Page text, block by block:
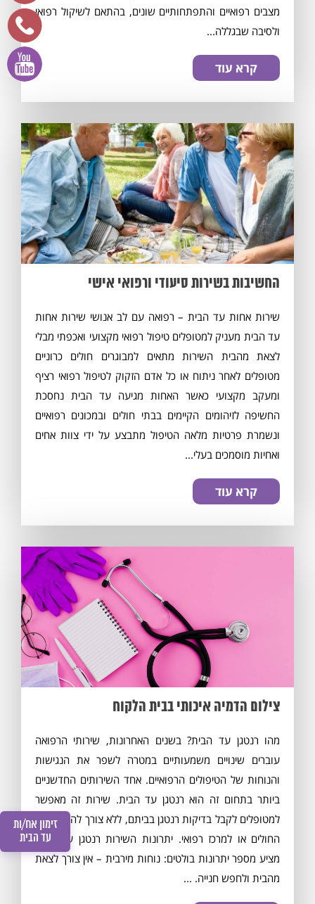
מצבים רפואיים והתפתחותיים שונים, בהתאם לשיקול רפואי
ולסיבה שבגללה...
קרא עוד
החשיבות בשירות סיעודי ורפואי אישי
שירות אחות עד הבית – רפואה עם לב אנושי שירות אחות
עד הבית מעניק למטופלים טיפול רפואי מקצועי ואכפתי מבלי
לצאת מהבית השירות מתאים למבוגרים חולים כרוניים
מטופלים לאחר ניתוח או כל אדם הזקוק לטיפול רפואי רציף
ומעקב מקצועי כאשר האחות מגיעה עד הבית נחסכת
החשיפה לזיהומים הקיימים בבתי חולים ובמכונים רפואיים
ונשמרת פרטיות מלאה הטיפול מתבצע על ידי צוות אחים
ואחיות מוסמכים בעלי...
קרא עוד
צילום הדמיה איכותי בבית הלקוח
מהו רנטגן עד הבית? בשנים האחרונות, שירותי הרפואה
עוברים שינויים משמעותיים במטרה לשפר את הנגישות
והנוחות של הטיפולים הרפואיים. אחד השירותים החדשניים
ביותר בתחום זה הוא רנטגן עד הבית. שירות זה מאפשר
למטופלים לקבל בדיקות רנטגן בביתם, ללא צורך להגיע לבית
החולים או למרכז רפואי. יתרונות השירות רנטגן עד הבית
מציע מספר יתרונות בולטים: נוחות מירבית – אין צורך לצאת
מהבית ולחפש חנייה. ...
זימון אח/ות
עד הבית
מסכים/ה לתנאי התקנון